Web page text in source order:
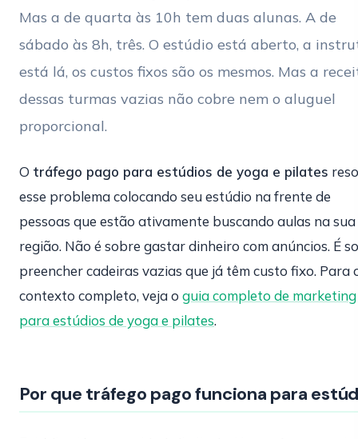
Mas a de quarta às 10h tem duas alunas. A de
sábado às 8h, três. O estúdio está aberto, a
está lá, os custos fixos são os mesmos. Mas a
dessas turmas vazias não cobre nem o aluguel
proporcional.
O tráfego pago para estúdios de yoga e pilates
esse problema colocando seu estúdio na frente de
pessoas que estão ativamente buscando aulas na sua
região. Não é sobre gastar dinheiro com anúncios. É
preencher cadeiras vazias que já têm custo fixo. Para
contexto completo, veja o guia completo de marketing
para estúdios de yoga e pilates.
Por que tráfego pago funciona para